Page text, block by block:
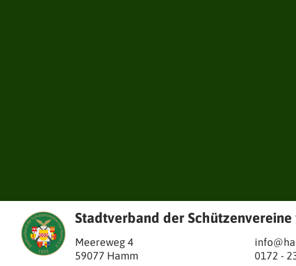
Stadtverband der Schützenvereine
Meereweg 4
59077 Hamm
0172 -